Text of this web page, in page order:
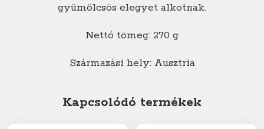
gyümölcsös elegyet alkotnak.
Nettó tömeg: 270 g
Származási hely: Ausztria
Kapcsolódó termékek